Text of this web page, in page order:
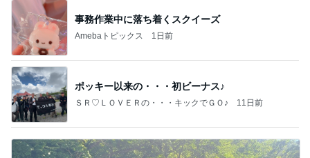
事務作業中に落ち着くスクイーズ
Amebaトピックス 1日前
ポッキー以来の・・・初ビーナス♪
ＳＲ♡ＬＯＶＥＲの・・・キックでＧＯ♪ 11日前